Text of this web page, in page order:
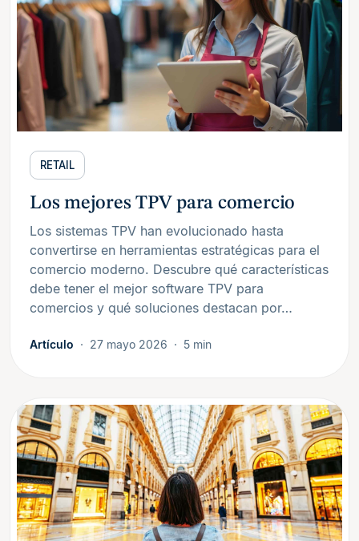
RETAIL
Los mejores TPV para comercio
Los sistemas TPV han evolucionado hasta
convertirse en herramientas estratégicas para el
comercio moderno. Descubre qué características
debe tener el mejor software TPV para
comercios y qué soluciones destacan por…
Artículo 27 mayo 2026 5 min